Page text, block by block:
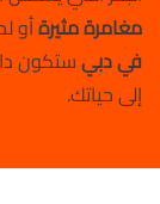
مغامرة مثيرةأو
في دبيستكون
إلى حياتك.